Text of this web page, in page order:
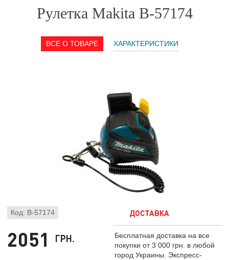
Рулетка Makita B-57174
ВСЕ О ТОВАРЕ ХАРАКТЕРИСТИКИ
Код: B-57174
2051 ГРН.
ДОСТАВКА
Бесплатная доставка на все
покупки от 3 000 грн. в любой
город Украины. Экспресс-